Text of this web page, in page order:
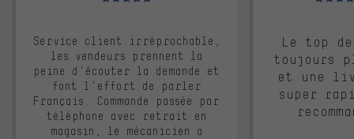
Service client irréprochable,
les vendeurs prennent la
peine d'écouter la demande et
font l'effort de parler
Français. Commande passée par
téléphone avec retrait en
magasin, le mécanicien a
Le top
toujours
et une
super